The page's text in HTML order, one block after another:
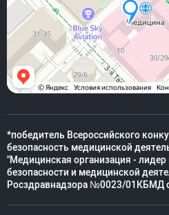
*победитель Всероссийского
безопасность медицинской
"Медицинская организация - лидер
безопасности и медицинской
Росздравнадзора №0023/01КБМД